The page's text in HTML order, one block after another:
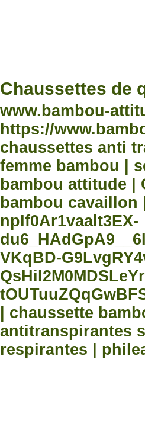
Chaussettes de
www.bambou-
https://
chaussettes anti
femme bambou |
bambou attitude |
bambou
npIf0Ar1vaalt3EX-
VKqBD-
| chaussette
antitranspirantes
respirantes |